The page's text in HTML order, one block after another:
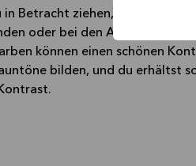
in Betracht ziehen, mit grünen
oder bei den Accessoires zu
können einen schönen
bilden, und du erhältst